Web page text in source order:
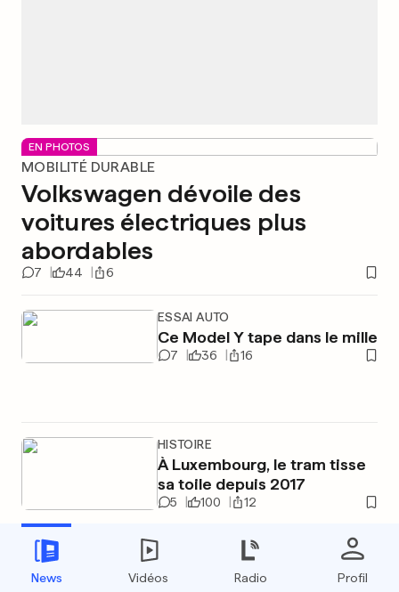
EN PHOTOS
MOBILITÉ DURABLE
Volkswagen dévoile des
voitures électriques plus
abordables
7 44 6
ESSAI AUTO
Ce Model Y tape dans le mille
7 36 16
HISTOIRE
À Luxembourg, le tram tisse
sa toile depuis 2017
5 100 12
ESSAI AUTOMOBILE
News Vidéos Radio Profil